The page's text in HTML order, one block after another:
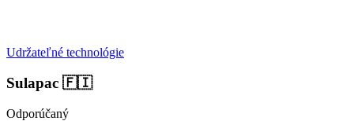
Udržateľné technológie
Sulapac 🇫🇮
Odporúčaný